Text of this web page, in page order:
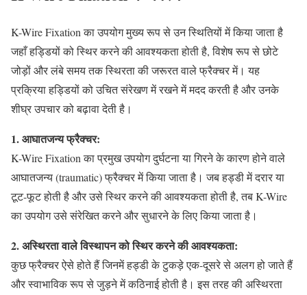
K-Wire Fixation का उपयोग मुख्य रूप से उन स्थितियों में किया जाता है
जहाँ हड्डियों को स्थिर करने की आवश्यकता होती है, विशेष रूप से छोटे
जोड़ों और लंबे समय तक स्थिरता की जरूरत वाले फ्रैक्चर में। यह
प्रक्रिया हड्डियों को उचित संरेखण में रखने में मदद करती है और उनके
शीघ्र उपचार को बढ़ावा देती है।
1. आघातजन्य फ्रैक्चर:
K-Wire Fixation का प्रमुख उपयोग दुर्घटना या गिरने के कारण होने वाले
आघातजन्य (traumatic) फ्रैक्चर में किया जाता है। जब हड्डी में दरार या
टूट-फूट होती है और उसे स्थिर करने की आवश्यकता होती है, तब K-Wire
का उपयोग उसे संरेखित करने और सुधारने के लिए किया जाता है।
2. अस्थिरता वाले विस्थापन को स्थिर करने की आवश्यकता:
कुछ फ्रैक्चर ऐसे होते हैं जिनमें हड्डी के टुकड़े एक-दूसरे से अलग हो जाते हैं
और स्वाभाविक रूप से जुड़ने में कठिनाई होती है। इस तरह की अस्थिरता